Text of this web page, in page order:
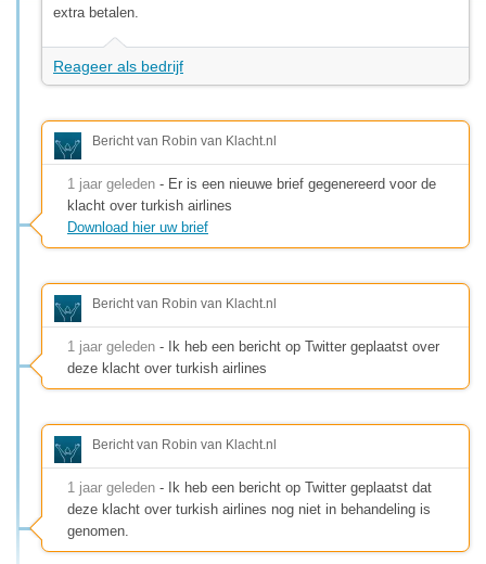
extra betalen.
Reageer als bedrijf
Bericht van Robin van Klacht.nl
1 jaar geleden - Er is een nieuwe brief gegenereerd voor de
klacht over turkish airlines
Download hier uw brief
Bericht van Robin van Klacht.nl
1 jaar geleden - Ik heb een bericht op Twitter geplaatst over
deze klacht over turkish airlines
Bericht van Robin van Klacht.nl
1 jaar geleden - Ik heb een bericht op Twitter geplaatst dat
deze klacht over turkish airlines nog niet in behandeling is
genomen.